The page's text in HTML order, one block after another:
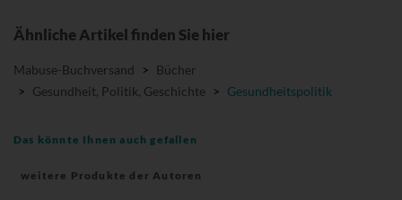
Ähnliche Artikel finden Sie hier
Mabuse-Buchversand > Bücher
> Gesundheit, Politik, Geschichte > Gesundheitspolitik
Das könnte Ihnen auch gefallen
weitere Produkte der Autoren